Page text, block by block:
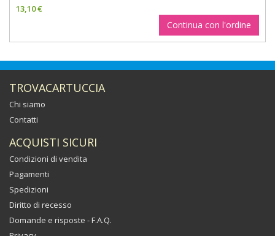
13,10 €
Continua con l'ordine
TROVACARTUCCIA
Chi siamo
Contatti
ACQUISTI SICURI
Condizioni di vendita
Pagamenti
Spedizioni
Diritto di recesso
Domande e risposte - F.A.Q.